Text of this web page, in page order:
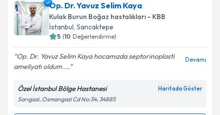
Op. Dr. Yavuz Selim Kaya
Kulak Burun Boğaz hastalıkları - KBB
İstanbul, Sancaktepe
5 (10 Değerlendirme)
Op. Dr. Yavuz Selim Kaya hocamızda septorinoplasti
ameliyatı oldum....
Devamı
Özel İstanbul Bölge Hastanesi Haritada Göster
Sarıgazi, Osmangazi Cd No:34, 34885